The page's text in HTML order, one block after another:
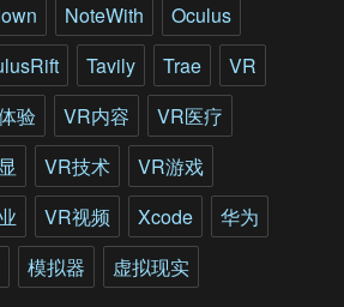
NoteWith
Oculus
Tavily Trae
VR
验 VR内容
VR医疗
VR技术
VR游戏
VR视频 Xcode
华为
模拟器 虚拟现实